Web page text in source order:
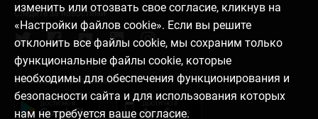
изменить или отозвать свое согласие, кликнув на
«Настройки файлов cookie». Если вы решите
отклонить все файлы cookie, мы сохраним только
функциональные файлы cookie, которые
необходимы для обеспечения функционирования и
безопасности сайта и для использования которых
нам не требуется ваше согласие.
Следите за новостями
Установить приложение